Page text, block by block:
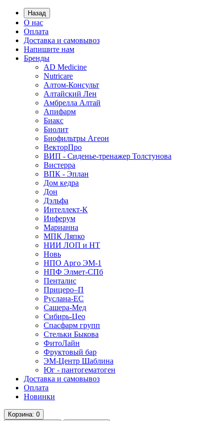
Назад
О нас
Оплата
Доставка и самовывоз
Напишите нам
Бренды
AD Medicine
Nutricare
Алтом-Консульт
Алтайский Лен
Амбрелла Алтай
Апифарм
Биакс
Биолит
Биофильтры Агеон
ВекторПро
ВИП - Сиденье-тренажер Толстунова
Вистерра
ВПК - Эплан
Дом кедра
Дон
Дэльфа
Интеллект-К
Инферум
Марианна
МПК Ляпко
НИИ ЛОП и НТ
Новь
НПО Арго ЭМ-1
НПФ Элмет-СПб
Пенталис
Прицеро–П
Руслана-ЕС
Сашера-Мед
Сибирь-Цео
Спасфарм групп
Стельки Быкова
ФитоЛайн
Фруктовый бар
ЭМ-Центр Шаблина
Юг - пантогематоген
Доставка и самовывоз
Оплата
Новинки
Корзина: 0